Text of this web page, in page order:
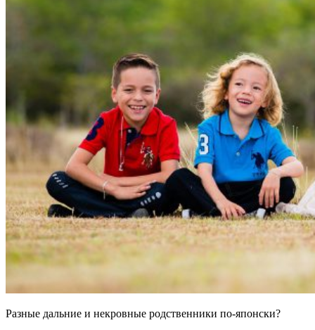
Разные дальние и некровные родственники по-японски?